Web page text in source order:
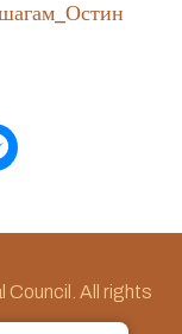
Council. All rights